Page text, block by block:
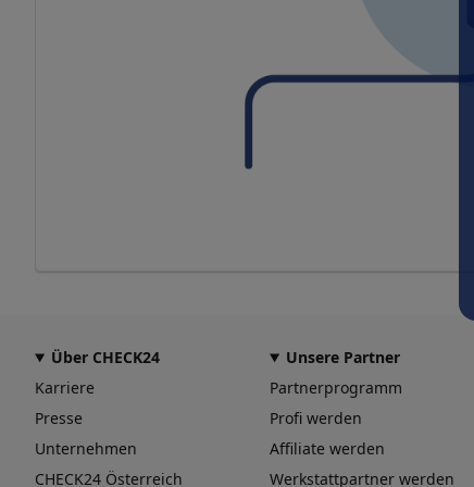
Über CHECK24
Karriere
Presse
Unternehmen
CHECK24 Österreich
Unsere Partner
Partnerprogramm
Profi werden
Affiliate werden
Werkstattpartner werden